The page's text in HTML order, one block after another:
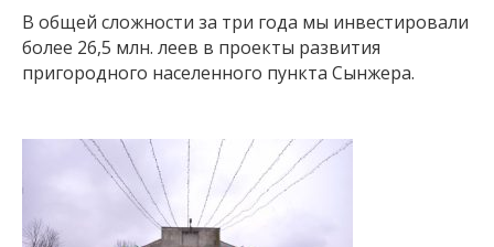
В общей сложности за три года мы инвестировали
более 26,5 млн. леев в проекты развития
пригородного населенного пункта Сынжера.